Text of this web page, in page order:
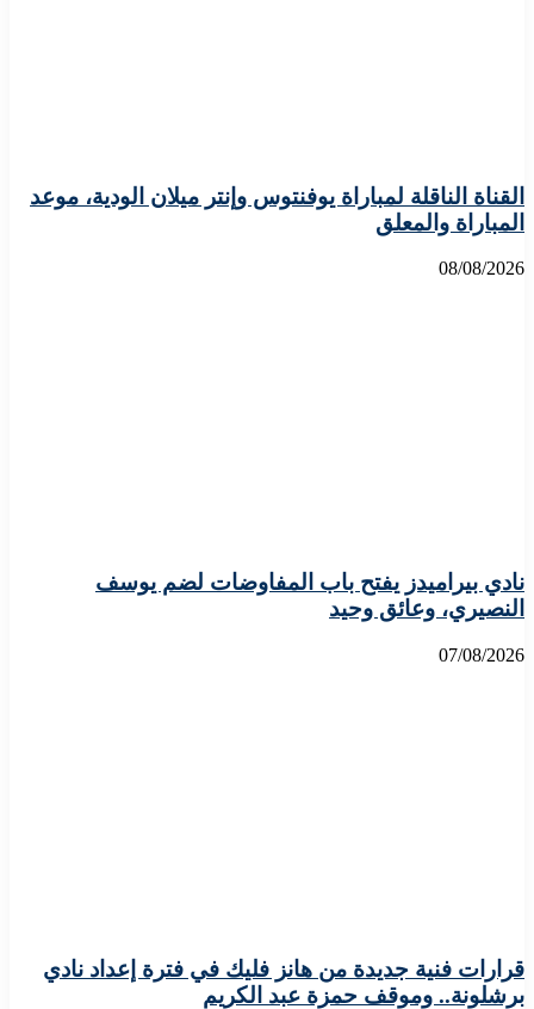
القناة الناقلة لمباراة يوفنتوس وإنتر ميلان الودية، موعد
المباراة والمعلق
08/08/2026
نادي بيراميدز يفتح باب المفاوضات لضم يوسف
النصيري، وعائق وحيد
07/08/2026
قرارات فنية جديدة من هانز فليك في فترة إعداد نادي
برشلونة.. وموقف حمزة عبد الكريم